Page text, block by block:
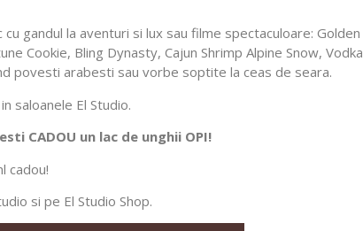
gandul la aventuri si lux sau filme spectaculoare: Golden
Cookie, Bling Dynasty, Cajun Shrimp Alpine Snow,
povesti arabesti sau vorbe soptite la ceas de seara.
saloanele El Studio.
CADOU un lac de unghii OPI!
cadou!
si pe El Studio Shop.